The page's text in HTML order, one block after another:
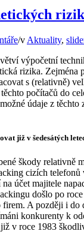
rizik
/v Aktuality,
výpočetní
rizika. Zejména
s (relativně)
počítačů do
údaje z těchto
již v šedesátých
škody relativně
cizích
účet majitele
došlo po
A později i do
konkurenty k
v roce 1983